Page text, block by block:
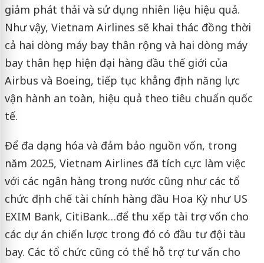
giảm phát thải và sử dụng nhiên liệu hiệu quả.
Như vậy, Vietnam Airlines sẽ khai thác đồng thời
cả hai dòng máy bay thân rộng và hai dòng máy
bay thân hẹp hiện đại hàng đầu thế giới của
Airbus và Boeing, tiếp tục khẳng định năng lực
vận hành an toàn, hiệu quả theo tiêu chuẩn quốc
tế.
Để đa dạng hóa và đảm bảo nguồn vốn, trong
năm 2025, Vietnam Airlines đã tích cực làm việc
với các ngân hàng trong nước cũng như các tổ
chức định chế tài chính hàng đầu Hoa Kỳ như US
EXIM Bank, CitiBank…để thu xếp tài trợ vốn cho
các dự án chiến lược trong đó có đầu tư đội tàu
bay. Các tổ chức cũng có thể hỗ trợ tư vấn cho